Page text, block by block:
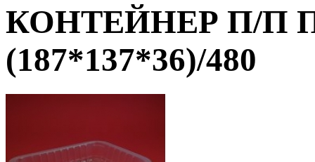
КОНТЕЙНЕР П/П
(187*137*36)/480